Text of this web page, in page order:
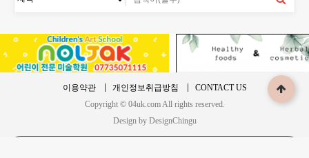
이용약관 개인정보취급방침
CONTACT US
Copyright © 04uk.com All rights reserved.
Design by DesignChingu